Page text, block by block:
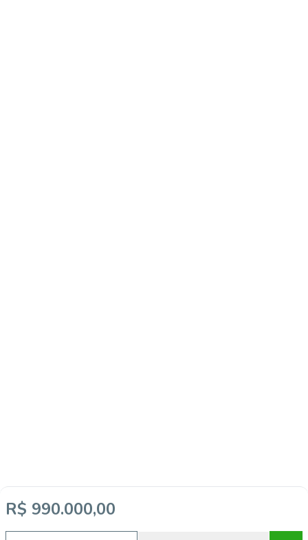
R$ 990.000,00